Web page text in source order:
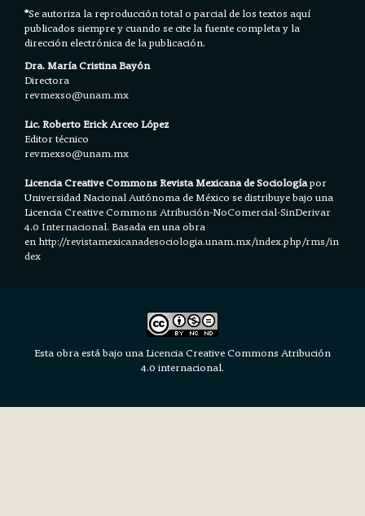
*Se autoriza la reproducción total o parcial de los textos aquí
publicados siempre y cuando se cite la fuente completa y la
dirección electrónica de la publicación.
Dra. María Cristina Bayón
Directora
revmexso@unam.mx
Lic. Roberto Erick Arceo López
Editor técnico
revmexso@unam.mx
Licencia Creative Commons Revista Mexicana de Sociologíapor
Universidad Nacional Autónoma de México se distribuye bajo una
LicenciaCreative Commons Atribución-NoComercial-SinDerivar
4.0 Internacional.Basada en una obra
en http://revistamexicanadesociologia.unam.mx/index.php/rms/in
dex
Esta obra está bajo una Licencia Creative Commons Atribución
4.0 internacional.